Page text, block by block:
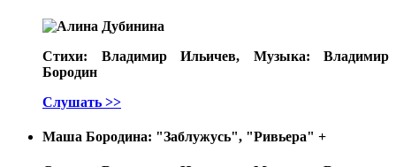
Стихи: Владимир Ильичев, Музыка: Владимир
Бородин
Слушать >>
Маша Бородина: "Заблужусь", "Ривьера" +